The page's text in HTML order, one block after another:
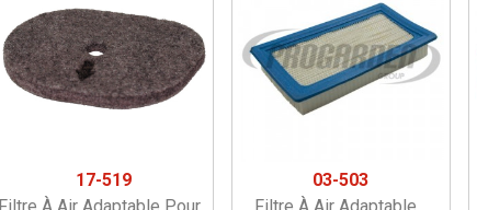
17-519
03-503